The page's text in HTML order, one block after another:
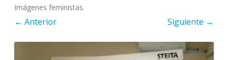
Imágenes feministas.
← Anterior Siguiente →